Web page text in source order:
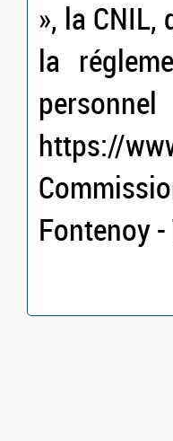
», la
la
https://
Fontenoy -